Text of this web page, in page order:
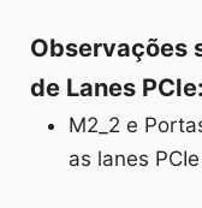
Observações
de Lanes PCIe:
M2_2 e
as lanes